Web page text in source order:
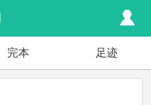
完本 足迹